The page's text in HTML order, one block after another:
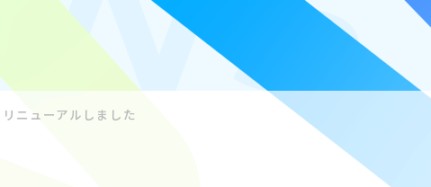
ニューアルしました